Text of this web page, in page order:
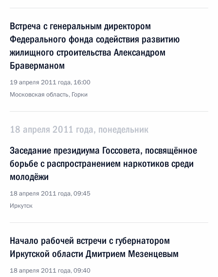
Встреча с генеральным директором
Федерального фонда содействия развитию
жилищного строительства Александром
Браверманом
19 апреля 2011 года, 16:00
Московская область, Горки
18 апреля 2011 года, понедельник
Заседание президиума Госсовета, посвящённое
борьбе с распространением наркотиков среди
молодёжи
18 апреля 2011 года, 09:45
Иркутск
Начало рабочей встречи с губернатором
Иркутской области Дмитрием Мезенцевым
18 апреля 2011 года, 09:40